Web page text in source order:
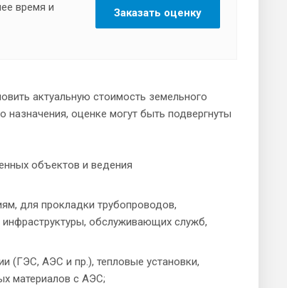
время и
Заказать оценку
актуальную стоимость земельного
оценке могут быть подвергнуты
объектов и ведения
для прокладки трубопроводов,
обслуживающих служб,
(ГЭС, АЭС и пр.), тепловые установки,
материалов с АЭС;